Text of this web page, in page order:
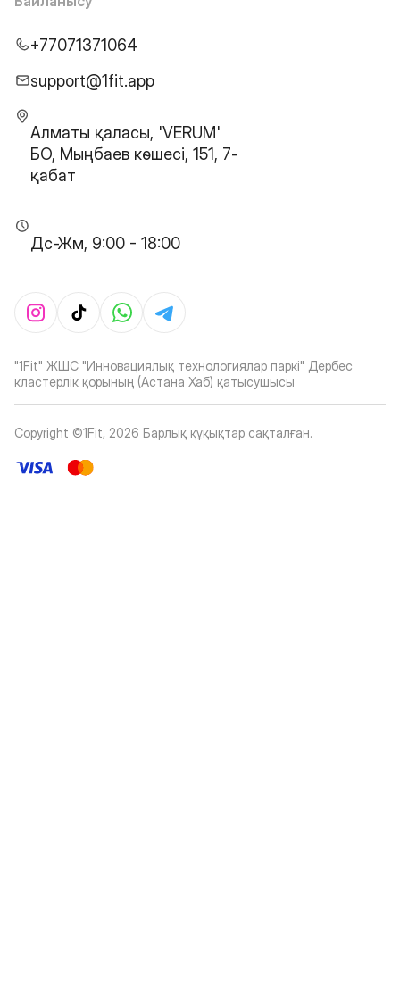
+77071371064
support@1fit.app
Алматы қаласы, 'VERUM'
БО, Мыңбаев көшесі, 151, 7-
қабат
Дс-Жм, 9:00 - 18:00
"1Fit" ЖШС "Инновациялық технологиялар паркі" Дербес
кластерлік қорының (Астана Хаб) қатысушысы
Copyright ©1Fit, 2026 Барлық құқықтар сақталған.